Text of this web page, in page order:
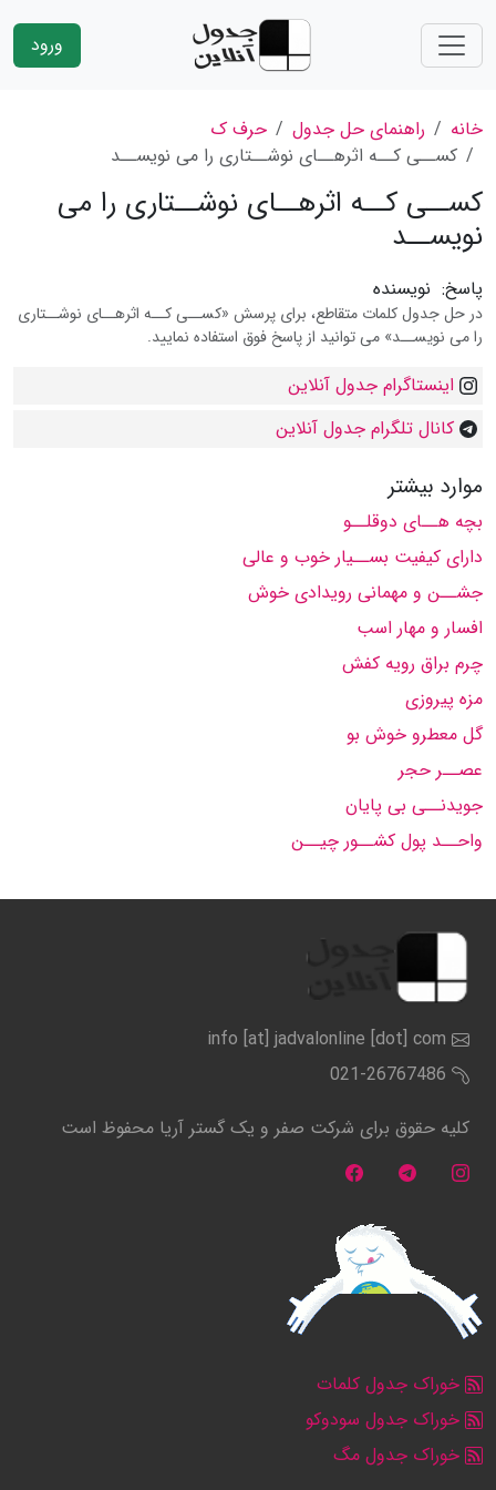
ورود
خانه راهنمای حل جدول
حرف ک
کســی کــه اثرهــای نوشــتاری را می نویســد
کســی کــه اثرهــای نوشــتاری را می
نویســد
پاسخ: نویسنده
در حل جدول کلمات متقاطع، برای پرسش «کســی کــه اثرهــای نوشــتاری
را می نویســد» می توانید از پاسخ فوق استفاده نمایید.
اینستاگرام جدول آنلاین
کانال تلگرام جدول آنلاین
موارد بیشتر
بچه هــای دوقلــو
دارای کیفیت بســیار خوب و عالی
جشــن و مهمانی رویدادی خوش
افسار و مهار اسب
چرم براق رویه کفش
مزه پیروزی
گل معطرو خوش بو
عصــر حجر
جویدنــی بی پایان
واحــد پول کشــور چیــن
info [at] jadvalonline [dot] com
021-26767486
کلیه حقوق برای شرکت صفر و یک گستر آریا محفوظ است
خوراک جدول کلمات
خوراک جدول سودوکو
خوراک جدول مگ